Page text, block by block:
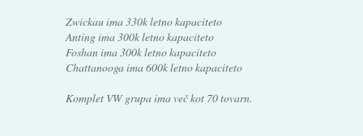
Zwickau ima 330k letno kapaciteto
Anting ima 300k letno kapaciteto
Foshan ima 300k letno kapaciteto
Chattanooga ima 600k letno kapaciteto
Komplet VW grupa ima več kot 70 tovarn.